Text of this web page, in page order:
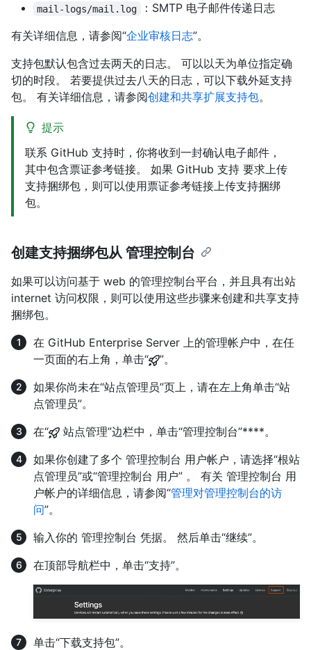
mail-logs/mail.log
：SMTP 电子邮件传递日志
有关详细信息，请参阅“企业审核日志”。
支持包默认包含过去两天的日志。 可以以天为单位指定确
切的时段。 若要提供过去八天的日志，可以下载外延支持
包。 有关详细信息，请参阅创建和共享扩展支持包。
提示
联系 GitHub 支持时，你将收到一封确认电子邮件，
其中包含票证参考链接。 如果 GitHub 支持 要求上传
支持捆绑包，则可以使用票证参考链接上传支持捆绑
包。
创建支持捆绑包从 管理控制台
如果可以访问基于 web 的管理控制台平台，并且具有出站
internet 访问权限，则可以使用这些步骤来创建和共享支持
捆绑包。
在 GitHub Enterprise Server 上的管理帐户中，在任
一页面的右上角，单击“
”。
如果你尚未在“站点管理员”页上，请在左上角单击“站
点管理员”。
在“
站点管理”边栏中，单击“管理控制台”****。
如果你创建了多个 管理控制台 用户帐户，请选择“根站
点管理员”或“管理控制台 用户” 。 有关 管理控制台 用
户帐户的详细信息，请参阅“管理对管理控制台的访
问”。
输入你的 管理控制台 凭据。 然后单击“继续”。
在顶部导航栏中，单击“支持”。
单击“下载支持包”。